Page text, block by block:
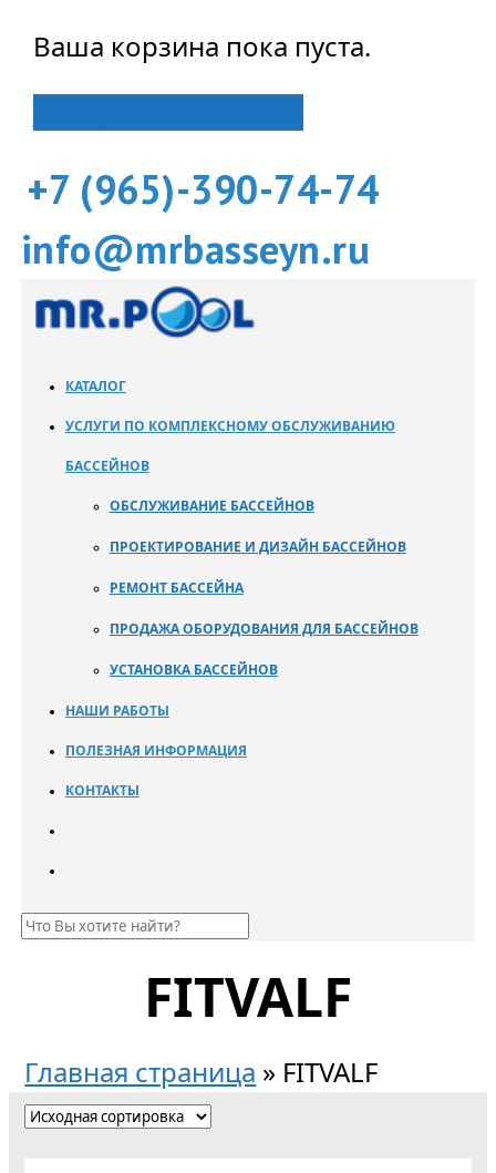
Ваша корзина пока пуста.
+7 (965)-390-74-74
info@mrbasseyn.ru
КАТАЛОГ
УСЛУГИ ПО КОМПЛЕКСНОМУ ОБСЛУЖИВАНИЮ
БАССЕЙНОВ
ОБСЛУЖИВАНИЕ БАССЕЙНОВ
ПРОЕКТИРОВАНИЕ И ДИЗАЙН БАССЕЙНОВ
РЕМОНТ БАССЕЙНА
ПРОДАЖА ОБОРУДОВАНИЯ ДЛЯ БАССЕЙНОВ
УСТАНОВКА БАССЕЙНОВ
НАШИ РАБОТЫ
ПОЛЕЗНАЯ ИНФОРМАЦИЯ
КОНТАКТЫ
FITVALF
Главная страница » FITVALF